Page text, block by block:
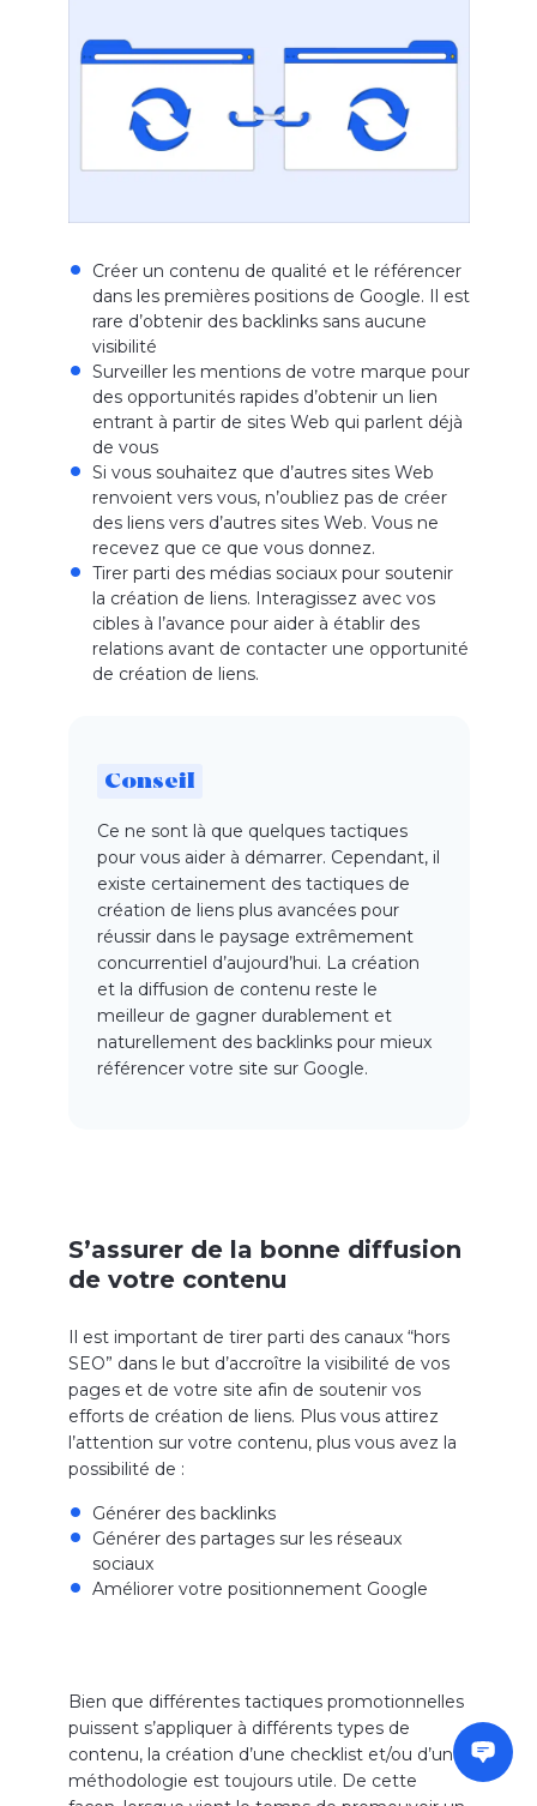
Créer un contenu de qualité et le référencer
dans les premières positions de Google. Il est
rare d’obtenir des backlinks sans aucune
visibilité
Surveiller les mentions de votre marque pour
des opportunités rapides d’obtenir un lien
entrant à partir de sites Web qui parlent déjà
de vous
Si vous souhaitez que d’autres sites Web
renvoient vers vous, n’oubliez pas de créer
des liens vers d’autres sites Web. Vous ne
recevez que ce que vous donnez.
Tirer parti des médias sociaux pour soutenir
la création de liens. Interagissez avec vos
cibles à l’avance pour aider à établir des
relations avant de contacter une opportunité
de création de liens.
Conseil
Ce ne sont là que quelques tactiques
pour vous aider à démarrer. Cependant, il
existe certainement des tactiques de
création de liens plus avancées pour
réussir dans le paysage extrêmement
concurrentiel d’aujourd’hui. La création
et la diffusion de contenu reste le
meilleur de gagner durablement et
naturellement des backlinkspour mieux
référencer votre site sur Google.
S’assurer de la bonne diffusion
de votre contenu
Il est important de tirer parti des canaux “hors
SEO” dans le but d’accroître la visibilité de vos
pages et de votre site afin de soutenir vos
efforts de création de liens. Plus vous attirez
l’attention sur votre contenu, plus vous avez la
possibilité de :
Générer des backlinks
Générer des partages sur les réseaux
sociaux
Améliorer votre positionnement Google
Bien que différentes tactiques promotionnelles
puissent s’appliquer à différents types de
contenu, la création d’une checklist et/ou d’une
méthodologie est toujours utile. De cette